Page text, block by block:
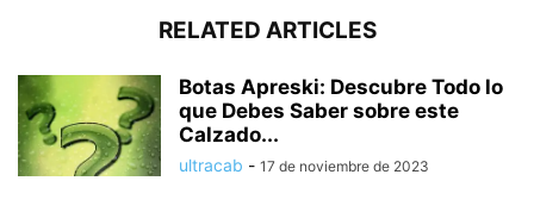
RELATED ARTICLES
Botas Apreski: Descubre Todo lo
que Debes Saber sobre este
Calzado...
ultracab - 17 de noviembre de 2023